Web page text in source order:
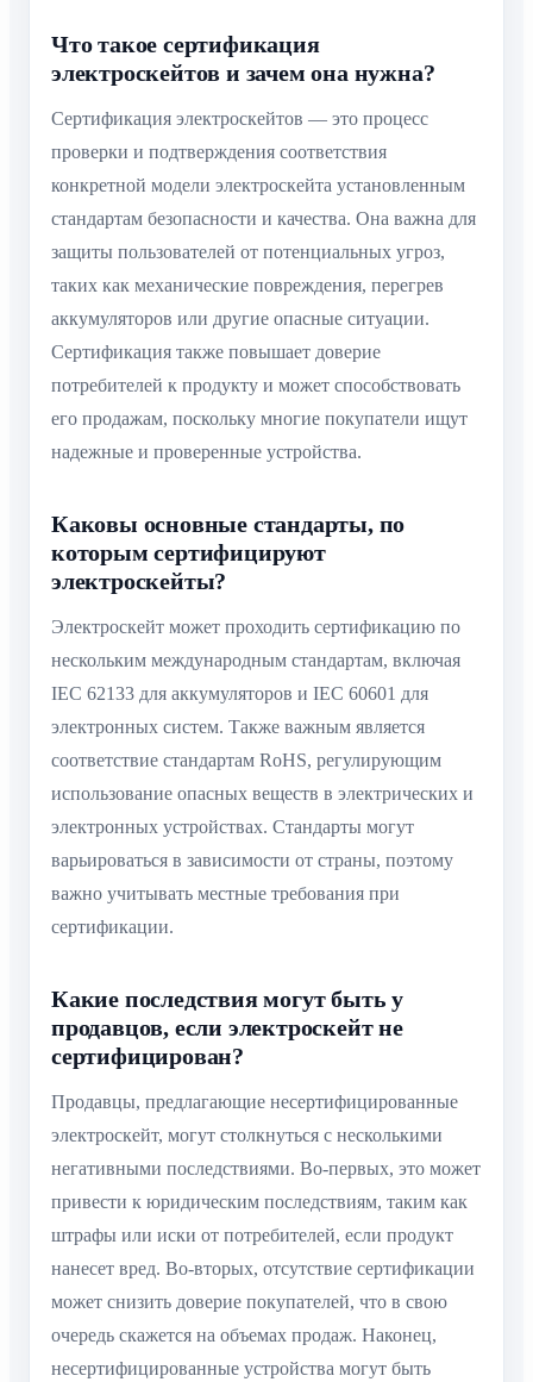
Что такое сертификация
электроскейтов и зачем она нужна?
Сертификация электроскейтов — это процесс
проверки и подтверждения соответствия
конкретной модели электроскейта установленным
стандартам безопасности и качества. Она важна для
защиты пользователей от потенциальных угроз,
таких как механические повреждения, перегрев
аккумуляторов или другие опасные ситуации.
Сертификация также повышает доверие
потребителей к продукту и может способствовать
его продажам, поскольку многие покупатели ищут
надежные и проверенные устройства.
Каковы основные стандарты, по
которым сертифицируют
электроскейты?
Электроскейт может проходить сертификацию по
нескольким международным стандартам, включая
IEC 62133 для аккумуляторов и IEC 60601 для
электронных систем. Также важным является
соответствие стандартам RoHS, регулирующим
использование опасных веществ в электрических и
электронных устройствах. Стандарты могут
варьироваться в зависимости от страны, поэтому
важно учитывать местные требования при
сертификации.
Какие последствия могут быть у
продавцов, если электроскейт не
сертифицирован?
Продавцы, предлагающие несертифицированные
электроскейт, могут столкнуться с несколькими
негативными последствиями. Во-первых, это может
привести к юридическим последствиям, таким как
штрафы или иски от потребителей, если продукт
нанесет вред. Во-вторых, отсутствие сертификации
может снизить доверие покупателей, что в свою
очередь скажется на объемах продаж. Наконец,
несертифицированные устройства могут быть